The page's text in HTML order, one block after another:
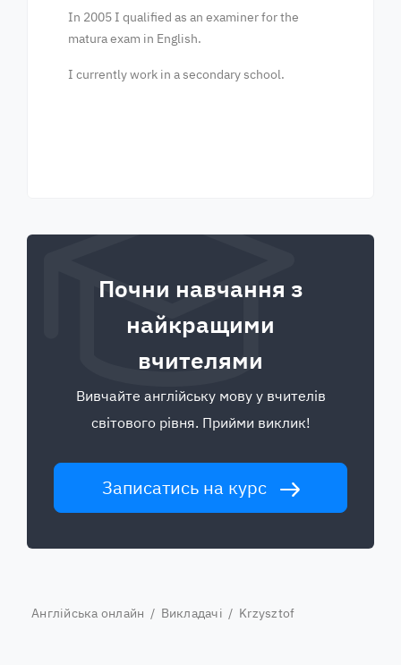
In 2005 I qualified as an examiner for the
matura exam in English.
I currently work in a secondary school.
Почни навчання з
найкращими
вчителями
Вивчайте англійську мову у вчителів
світового рівня. Прийми виклик!
Записатись на курс
Англійська онлайн / Викладачі / Krzysztof